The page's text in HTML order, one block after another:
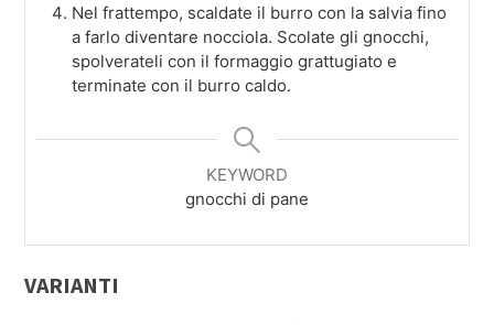
Nel frattempo, scaldate il burro con la salvia fino
a farlo diventare nocciola. Scolate gli gnocchi,
spolverateli con il formaggio grattugiato e
terminate con il burro caldo.
KEYWORD
gnocchi di pane
VARIANTI